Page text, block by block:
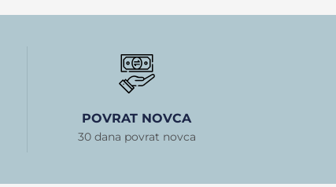
POVRAT NOVCA
30 dana povrat novca